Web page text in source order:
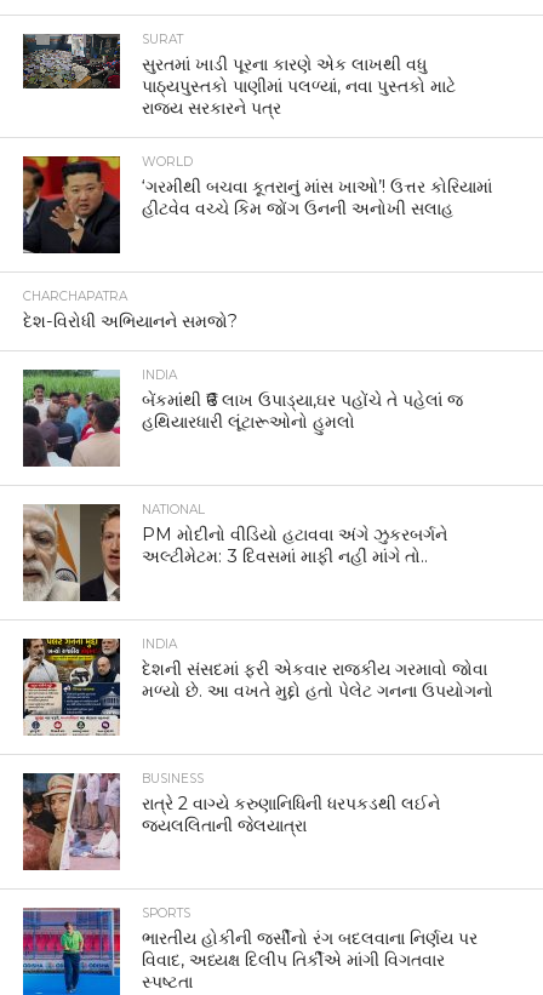
SURAT
સુરતમાં ખાડી પૂરના કારણે એક લાખથી વધુ
પાઠ્યપુસ્તકો પાણીમાં પલળ્યાં, નવા પુસ્તકો માટે
રાજ્ય સરકારને પત્ર
WORLD
‘ગરમીથી બચવા કૂતરાનું માંસ ખાઓ’! ઉત્તર કોરિયામાં
હીટવેવ વચ્ચે કિમ જોંગ ઉનની અનોખી સલાહ
CHARCHAPATRA
દેશ-વિરોધી અભિયાનને સમજો?
INDIA
બેંકમાંથી ₹6 લાખ ઉપાડ્યા,ઘર પહોંચે તે પહેલાં જ
હથિયારધારી લૂંટારૂઓનો હુમલો
NATIONAL
PM મોદીનો વીડિયો હટાવવા અંગે ઝુકરબર્ગને
અલ્ટીમેટમ: 3 દિવસમાં માફી નહીં માંગે તો..
INDIA
દેશની સંસદમાં ફરી એકવાર રાજકીય ગરમાવો જોવા
મળ્યો છે. આ વખતે મુદ્દો હતો પેલેટ ગનના ઉપયોગનો
BUSINESS
રાત્રે 2 વાગ્યે કરુણાનિધિની ધરપકડથી લઈને
જયલલિતાની જેલયાત્રા
SPORTS
ભારતીય હોકીની જર્સીનો રંગ બદલવાના નિર્ણય પર
વિવાદ, અધ્યક્ષ દિલીપ તિર્કીએ માંગી વિગતવાર
સ્પષ્ટતા